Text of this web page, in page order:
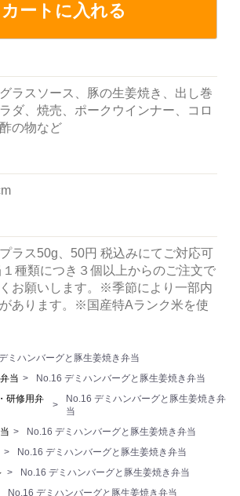
カートに入れる
ラスソース、豚の生姜焼き、出し巻
ダ、焼売、ポークウインナー、コロ
の物など
ラス50g、50円 税込みにてご対応可
１種類につき３個以上からのご注文で
お願いします。※季節により一部内
あります。※国産特Aランク米を使
ミハンバーグと豚生姜焼き弁当
当
No.16 デミハンバーグと豚生姜焼き弁当
研修用弁
No.16 デミハンバーグと豚生姜焼き弁
当
No.16 デミハンバーグと豚生姜焼き弁当
No.16 デミハンバーグと豚生姜焼き弁当
No.16 デミハンバーグと豚生姜焼き弁当
No.16 デミハンバーグと豚生姜焼き弁当